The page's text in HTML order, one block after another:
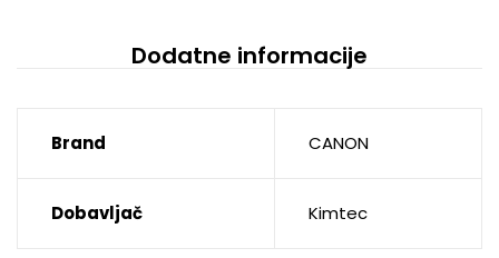
Dodatne informacije
Brand CANON
Dobavljač Kimtec